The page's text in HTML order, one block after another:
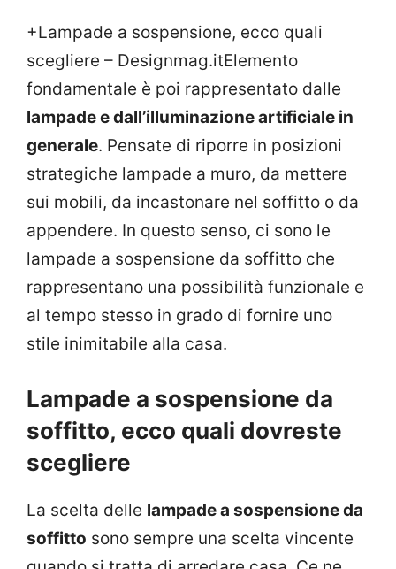
+Lampade a sospensione, ecco quali
scegliere – Designmag.itElemento
fondamentale è poi rappresentato dalle
lampade e dall’illuminazione artificiale in
generale. Pensate di riporre in posizioni
strategiche lampade a muro, da mettere
sui mobili, da incastonare nel soffitto o da
appendere. In questo senso, ci sono le
lampade a sospensione da soffitto che
rappresentano una possibilità funzionale e
al tempo stesso in grado di fornire uno
stile inimitabile alla casa.
Lampade a sospensione da
soffitto, ecco quali dovreste
scegliere
La scelta delle lampade a sospensione da
soffitto sono sempre una scelta vincente